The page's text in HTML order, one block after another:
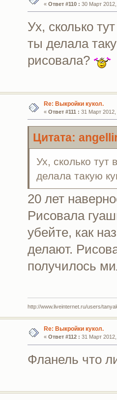
« Ответ #110 : 30 Март
Ух, сколько
ты делала
рисовала?
Re: Выкройки кукол.
« Ответ #111 : 31 Март 2012,
Цитата:
Ух, сколько тут
делала такую
20 лет
Рисовала
убейте, как
делают.
получилось
http://www.liveinternet.ru/users/
Re: Выкройки кукол.
« Ответ #112 : 31 Март
Фланель что